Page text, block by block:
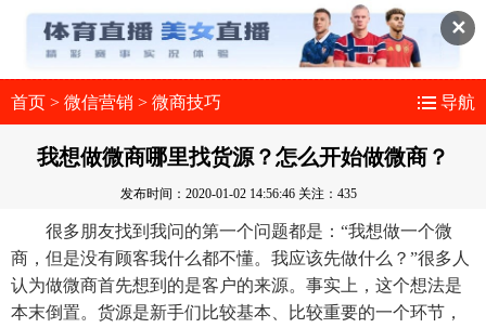
✕
首页 > 微信营销 > 微商技巧 导航
我想做微商哪里找货源？怎么开始做微商？
发布时间：2020-01-02 14:56:46 关注：435
很多朋友找到我问的第一个问题都是：“我想做一个微
商，但是没有顾客我什么都不懂。我应该先做什么？”很多人
认为做微商首先想到的是客户的来源。事实上，这个想法是
本末倒置。货源是新手们比较基本、比较重要的一个环节，